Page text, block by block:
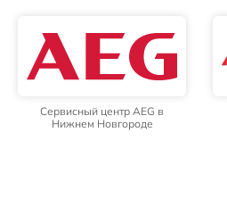
Сервисный центр AEG в
Нижнем Новгороде